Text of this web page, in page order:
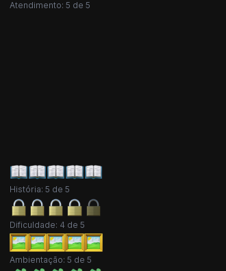
Atendimento: 5 de 5
História: 5 de 5
Dificuldade: 4 de 5
Ambientação: 5 de 5